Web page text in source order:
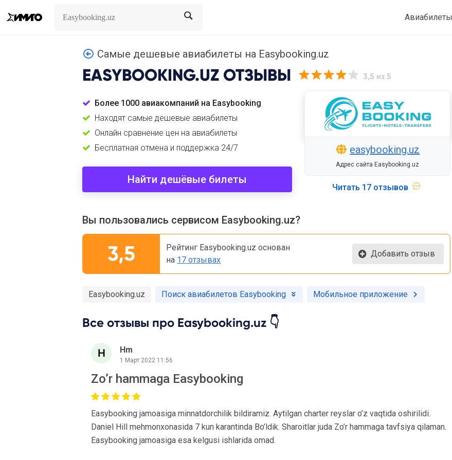
Search Авиабилеты
Самые дешевые авиабилеты на Easybooking.uz
EASYBOOKING.UZ ОТЗЫВЫ 3,5 из 5
Более 1000 авиакомпаний на Easybooking
Находят самые дешевые авиабилеты
Онлайн сравнение цен на авиабилеты
Бесплатная отмена и поддержка 24/7
Найти дешёвые билеты
easybooking.uz
Адрес сайта Easybooking.uz
Читать 17 отзывов
Вы пользовались сервисом Easybooking.uz?
3,5
Рейтинг Easybooking.uz основан
на 17 отзывах
Добавить отзыв
Easybooking.uz Поиск авиабилетов Easybooking Мобильное приложение
Все отзывы про Easybooking.uz 👇
Hm
1 Март 2022 11:56
Zo’r hammaga Easybooking
Easybooking jamoasiga minnatdorchilik bildiramiz. Aytilgan charter reyslar o’z vaqtida oshirilidi.
Daniel Hill mehmonxonasida 7 kun karantinda Bo’ldik. Sharoitlar juda Zo’r hammaga tavfsiya qilaman.
Easybooking jamoasiga esa kelgusi ishlarida omad.